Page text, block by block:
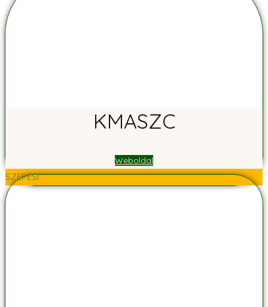
KMASZC
Weboldal
SZEPESI